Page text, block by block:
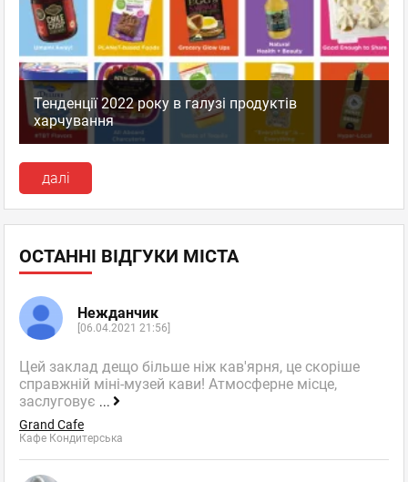
Тенденції 2022 року в галузі продуктів
харчування
далі
ОСТАННІ ВІДГУКИ МІСТА
Нежданчик
[06.04.2021 21:56]
Цей заклад дещо більше ніж кав'ярня, це скоріше
справжній міні-музей кави! Атмосферне місце,
заслуговує ...
Grand Cafe
Кафе Кондитерська